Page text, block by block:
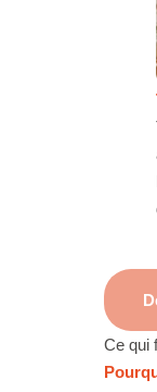
Ce qui